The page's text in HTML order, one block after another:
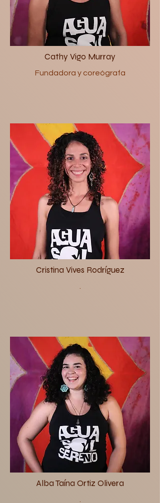
Cathy Vigo Murray
Fundadora y coreógrafa
Cristina Vives Rodríguez
Alba Taína Ortiz Olivera